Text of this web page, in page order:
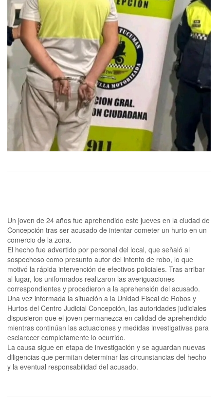
Un joven de 24 años fue aprehendido este jueves en la ciudad de
Concepción tras ser acusado de intentar cometer un hurto en un
comercio de la zona.
El hecho fue advertido por personal del local, que señaló al
sospechoso como presunto autor del intento de robo, lo que
motivó la rápida intervención de efectivos policiales. Tras arribar
al lugar, los uniformados realizaron las averiguaciones
correspondientes y procedieron a la aprehensión del acusado.
Una vez informada la situación a la Unidad Fiscal de Robos y
Hurtos del Centro Judicial Concepción, las autoridades judiciales
dispusieron que el joven permanezca en calidad de aprehendido
mientras continúan las actuaciones y medidas investigativas para
esclarecer completamente lo ocurrido.
La causa sigue en etapa de investigación y se aguardan nuevas
diligencias que permitan determinar las circunstancias del hecho
y la eventual responsabilidad del acusado.